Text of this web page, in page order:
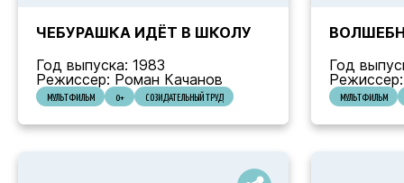
ЧЕБУРАШКА ИДЁТ В ШКОЛУ
Год выпуска: 1983
Режиссер: Роман Качанов
МУЛЬТФИЛЬМ 0+ СОЗИДАТЕЛЬНЫЙ ТРУД
Год
МУЛЬТФИЛЬМ